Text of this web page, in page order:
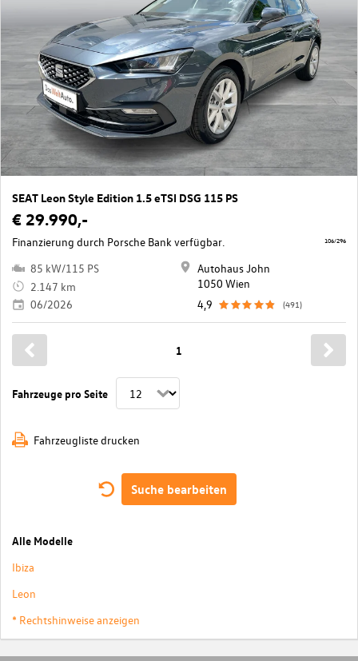
SEAT Leon Style Edition 1.5 eTSI DSG 115 PS
€ 29.990,-
Finanzierung durch Porsche Bank verfügbar.
85 kW/115 PS
2.147 km
06/2026
Autohaus John
1050 Wien
4,9
(491)
106/296
Fahrzeuge pro Seite
1
Fahrzeugliste drucken
Suche bearbeiten
Alle Modelle
Ibiza
Leon
* Rechtshinweise anzeigen